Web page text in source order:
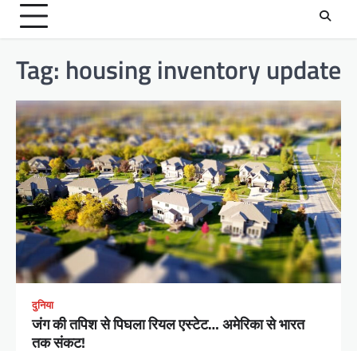
Tag: housing inventory update
दुनिया
जंग की तपिश से पिघला रियल एस्टेट… अमेरिका से भारत
तक संकट!